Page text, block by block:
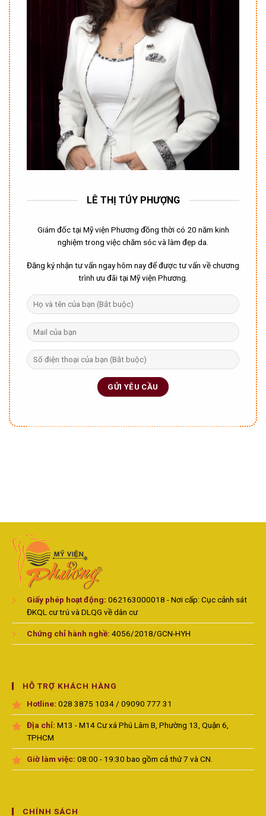
LÊ THỊ TÚY PHƯỢNG
Giám đốc tại Mỹ viện Phương đồng thời có 20 năm kinh
nghiệm trong việc chăm sóc và làm đẹp da.
Đăng ký nhận tư vấn ngay hôm nay để được tư vấn về chương
trình ưu đãi tại Mỹ viện Phương.
Giấy phép hoạt động: 062163000018 - Nơi cấp: Cục cảnh sát
ĐKQL cư trú và DLQG về dân cư
Chứng chỉ hành nghề: 4056/2018/GCN-HYH
HỖ TRỢ KHÁCH HÀNG
Hotline: 028 3875 1034 / 09090 777 31
Địa chỉ: M13 - M14 Cư xá Phú Lâm B, Phường 13, Quận 6,
TPHCM
Giờ làm việc: 08:00 - 19:30 bao gồm cả thứ 7 và CN.
CHÍNH SÁCH